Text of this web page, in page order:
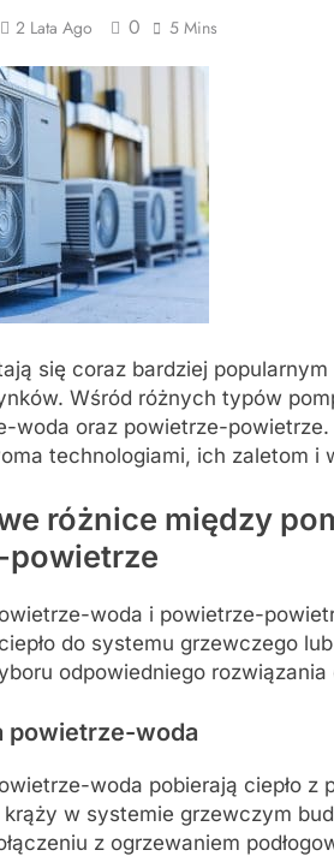
2 Lata Ago 0 5 Mins
się coraz bardziej
Wśród różnych typów
woda oraz powietrze-
technologiami, ich zaletom i
różnice między
woda i powietrze-
do systemu grzewczego
odpowiedniego
powietrze-woda
woda pobierają ciepło
w systemie grzewczym
z ogrzewaniem